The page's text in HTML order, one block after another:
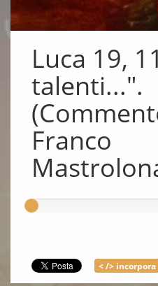
Luca 19,
talenti...".
Franco
< /> incorpora